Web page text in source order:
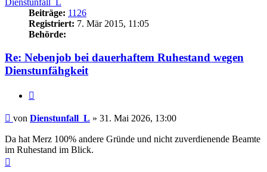
Dienstunfall_L
Beiträge: 1126
Registriert: 7. Mär 2015, 11:05
Behörde:
Re: Nebenjob bei dauerhaftem Ruhestand wegen
Dienstunfähgkeit
Beitrag
von Dienstunfall_L » 31. Mai 2026, 13:00
Da hat Merz 100% andere Gründe und nicht zuverdienende Beamte
im Ruhestand im Blick.